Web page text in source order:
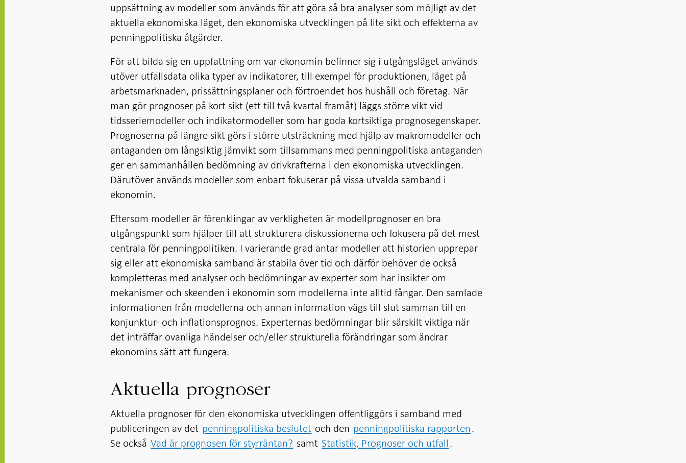
uppsättning av modeller som används för att göra så bra analyser som möjligt av det
aktuella ekonomiska läget, den ekonomiska utvecklingen på lite sikt och effekterna av
penningpolitiska åtgärder.
För att bilda sig en uppfattning om var ekonomin befinner sig i utgångsläget används
utöver utfallsdata olika typer av indikatorer, till exempel för produktionen, läget på
arbetsmarknaden, prissättningsplaner och förtroendet hos hushåll och företag. När
man gör prognoser på kort sikt (ett till två kvartal framåt) läggs större vikt vid
tidsseriemodeller och indikatormodeller som har goda kortsiktiga prognosegenskaper.
Prognoserna på längre sikt görs i större utsträckning med hjälp av makromodeller och
antaganden om långsiktig jämvikt som tillsammans med penningpolitiska antaganden
ger en sammanhållen bedömning av drivkrafterna i den ekonomiska utvecklingen.
Därutöver används modeller som enbart fokuserar på vissa utvalda samband i
ekonomin.
Eftersom modeller är förenklingar av verkligheten är modellprognoser en bra
utgångspunkt som hjälper till att strukturera diskussionerna och fokusera på det mest
centrala för penningpolitiken. I varierande grad antar modeller att historien upprepar
sig eller att ekonomiska samband är stabila över tid och därför behöver de också
kompletteras med analyser och bedömningar av experter som har insikter om
mekanismer och skeenden i ekonomin som modellerna inte alltid fångar. Den samlade
informationen från modellerna och annan information vägs till slut samman till en
konjunktur- och inflationsprognos. Experternas bedömningar blir särskilt viktiga när
det inträffar ovanliga händelser och/eller strukturella förändringar som ändrar
ekonomins sätt att fungera.
Aktuella prognoser
Aktuella prognoser för den ekonomiska utvecklingen offentliggörs i samband med
publiceringen av det penningpolitiska beslutet och den penningpolitiska rapporten.
Se också Vad är prognosen för styrräntan? samt Statistik, Prognoser och utfall.